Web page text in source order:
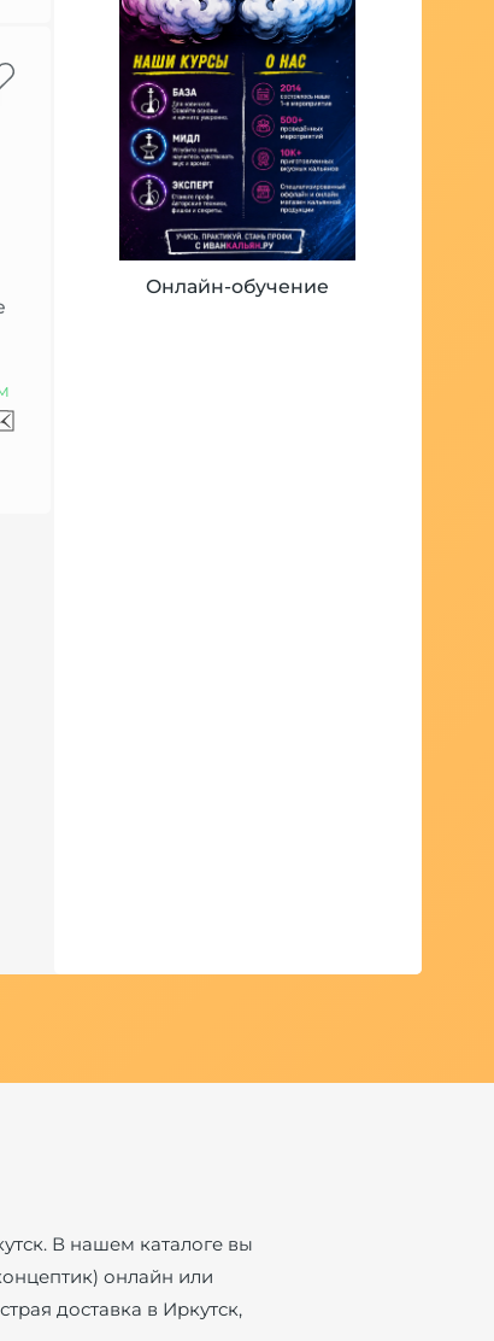
Онлайн-обучение
В нашем каталоге вы
онлайн или
доставка в Иркутск,